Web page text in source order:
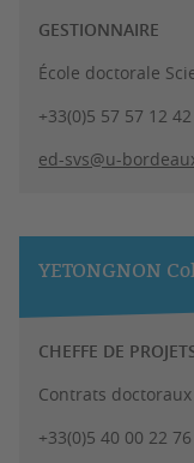
GESTIONNAIRE
École doctorale
+33(0)5 57 57 12 42
ed-svs@u-
YETONGNON
CHEFFE DE
Contrats doctoraux
+33(0)5 40 00 22 76